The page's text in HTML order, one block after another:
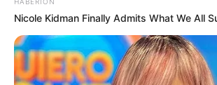
HABERION
Nicole Kidman Finally Admits What We All